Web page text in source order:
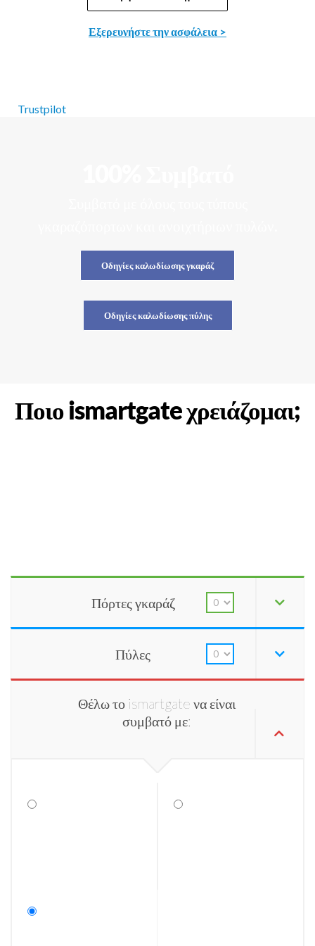
Εξερευνήστε την ασφάλεια >
Trustpilot
Οδηγίες καλωδίωσης γκαράζ
Οδηγίες καλωδίωσης πύλης
Ποιο ismartgate χρειάζομαι;
Πόρτες γκαράζ
Πύλες
Θέλω το ismartgate να είναι
συμβατό με: